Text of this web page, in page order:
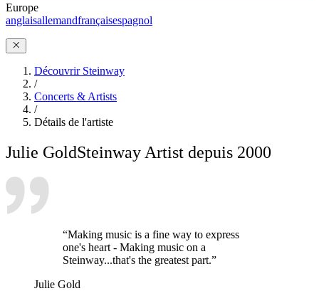
Europe
anglaisallemandfrançaisespagnol
Découvrir Steinway
/
Concerts & Artists
/
Détails de l'artiste
Julie GoldSteinway Artist depuis 2000
“Making music is a fine way to express
one's heart - Making music on a
Steinway...that's the greatest part.”
Julie Gold